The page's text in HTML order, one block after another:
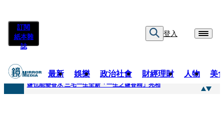
訂閱
紙本雜
誌
登入
最新 娛樂 政治社會 財經理財 人物 美
快訊
鹽也能變香水 三宅一生全新「一生之鹽香精」亮相